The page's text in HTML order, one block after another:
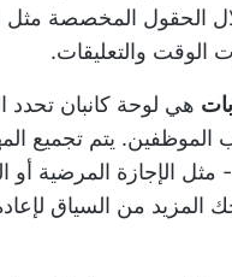
الحقول المخصصة مثل
الوقت والتعليقات.
هي لوحة كانبان تحدد
يتم تجميع
الإجازة المرضية أو
المزيد من السياق